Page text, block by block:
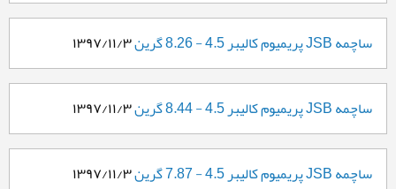
ساچمه JSB پریمیوم کالیبر 4.5 - 8.26 گرین ۱۳۹۷/۱۱/۳
ساچمه JSB پریمیوم کالیبر 4.5 - 8.44 گرین ۱۳۹۷/۱۱/۳
ساچمه JSB پریمیوم کالیبر 4.5 - 7.87 گرین ۱۳۹۷/۱۱/۳